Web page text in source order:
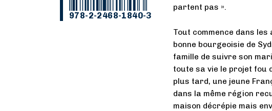
978-2-2468-1840-3
partent pas ».
Tout commence dans les
bonne bourgeoisie de
famille de suivre son
toute sa vie le projet fou
plus tard, une jeune
dans la même région
maison décrépie mais